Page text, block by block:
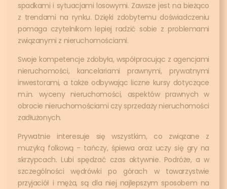
spadkami i sytuacjami losowymi. Zawsze jest na bieżąco
z trendami na rynku. Dzięki zdobytemu doświadczeniu
pomaga czytelnikom lepiej radzić sobie z problemami
związanymi z nieruchomościami.
Swoje kompetencje zdobyła, współpracując z agencjami
nieruchomości, kancelariami prawnymi, prywatnymi
inwestorami, a także odbywając liczne kursy dotyczące
m.in. wyceny nieruchomości, aspektów prawnych w
obrocie nieruchomościami czy sprzedaży nieruchomości
zadłużonych.
Prywatnie interesuje się wszystkim, co związane z
muzyką folkową - tańczy, śpiewa oraz uczy się gry na
skrzypcach. Lubi spędzać czas aktywnie. Podróże, a w
szczególności wędrówki po górach w towarzystwie
przyjaciół i męża, są dla niej najlepszym sposobem na